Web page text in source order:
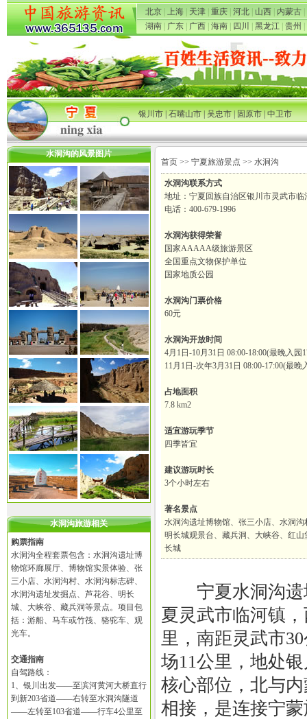
北京 上海 天津 重庆 河北 山西 内蒙古
湖南
广东 广西 海南 四川 黑龙江 贵州
银川市|石嘴山市|吴忠市|固原市|中卫市
水洞沟的风景图片
水洞沟旅游相关
购票指南
水洞沟全程套票包含：水洞沟遗址博
物馆环廊展厅、博物馆实景体验、张
三小店、水洞沟村、水洞沟标志碑、
水洞沟遗址发掘点、芦花谷、明长
城、大峡谷、藏兵洞等景点。项目包
括：游船、马车或竹筏、骆驼车、观
光车。
交通指南
自驾路线：
1、银川出发——至滨河黄河大桥直行
到新203省道——右转至水洞沟隧道
——左转至103省道——行车4公里至
首页 >> 宁夏旅游景点 >> 水洞沟
水洞沟联系方式
地址：宁夏回族自治区银川市灵武市临
电话：400-679-1996
水洞沟获得荣誉
国家AAAAA级旅游景区
全国重点文物保护单位
国家地质公园
水洞沟门票价格
60元
水洞沟开放时间
4月1日-10月31日 08:00-18:00(最晚入园
11月1日-次年3月31日 08:00-17:00(最晚
占地面积
7.8 km2
适宜游玩季节
四季皆宜
建议游玩时长
3个小时左右
著名景点
水洞沟遗址博物馆、张三小店、水洞
明长城观景台、藏兵洞、大峡谷、红
长城
宁夏水洞沟遗
夏灵武市临河镇
里，南距灵武市
场11公里，地处
核心部位，北与
相接，是连接宁